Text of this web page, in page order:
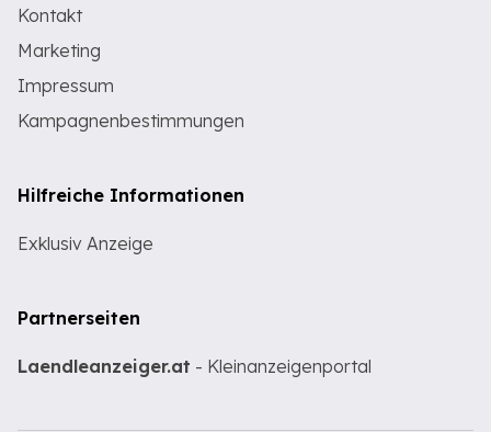
Kontakt
Marketing
Impressum
Kampagnenbestimmungen
Hilfreiche Informationen
Exklusiv Anzeige
Partnerseiten
Laendleanzeiger.at - Kleinanzeigenportal